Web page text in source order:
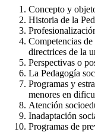
Concepto y
Historia de la
Competencias
directrices de la
Perspectivas o
La Pedagogía
Programas y
menores en
Atención
Inadaptación
Programas de